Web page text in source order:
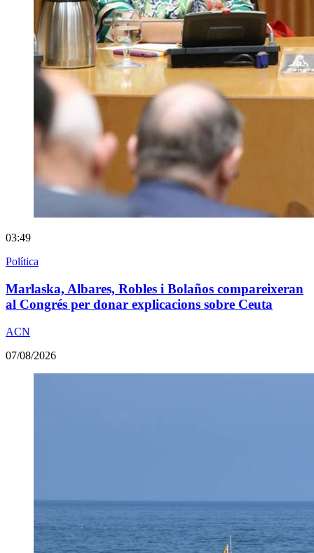
03:49
Política
Marlaska, Albares, Robles i Bolaños compareixeran
al Congrés per donar explicacions sobre Ceuta
ACN
07/08/2026